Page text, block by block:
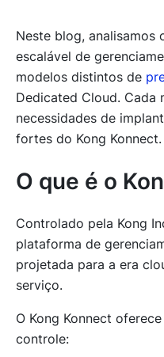
Neste blog, analisamos
escalável de
modelos distintos de
Dedicated Cloud. Cada
necessidades de
fortes do Kong Konnect.
O que é o
Controlado pela Kong
plataforma de
projetada para a era
serviço.
O Kong Konnect
controle: